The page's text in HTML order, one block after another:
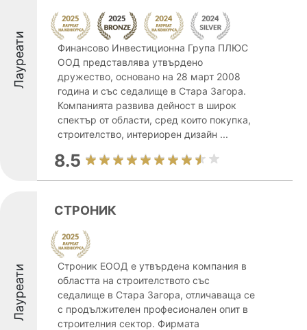
Лауреати
Финансово Инвестиционна Група ПЛЮС
ООД представлява утвърдено
дружество, основано на 28 март 2008
година и със седалище в Стара Загора.
Компанията развива дейност в широк
спектър от области, сред които покупка,
строителство, интериорен дизайн ...
8.5
Лауреати
СТРОНИК
Строник ЕООД е утвърдена компания в
областта на строителството със
седалище в Стара Загора, отличаваща се
с продължителен професионален опит в
строителния сектор. Фирмата